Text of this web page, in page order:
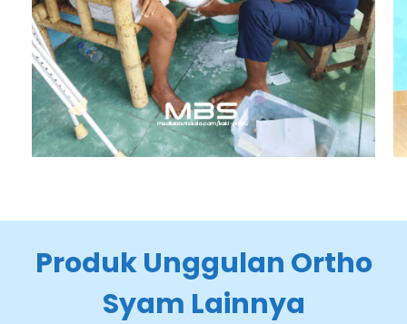
Produk Unggulan Ortho
Syam Lainnya